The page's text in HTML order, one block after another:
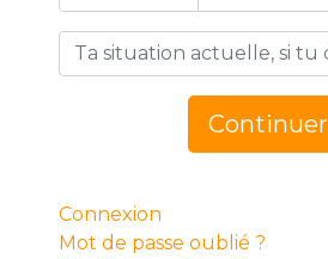
Continuer
Connexion
Mot de passe oublié ?